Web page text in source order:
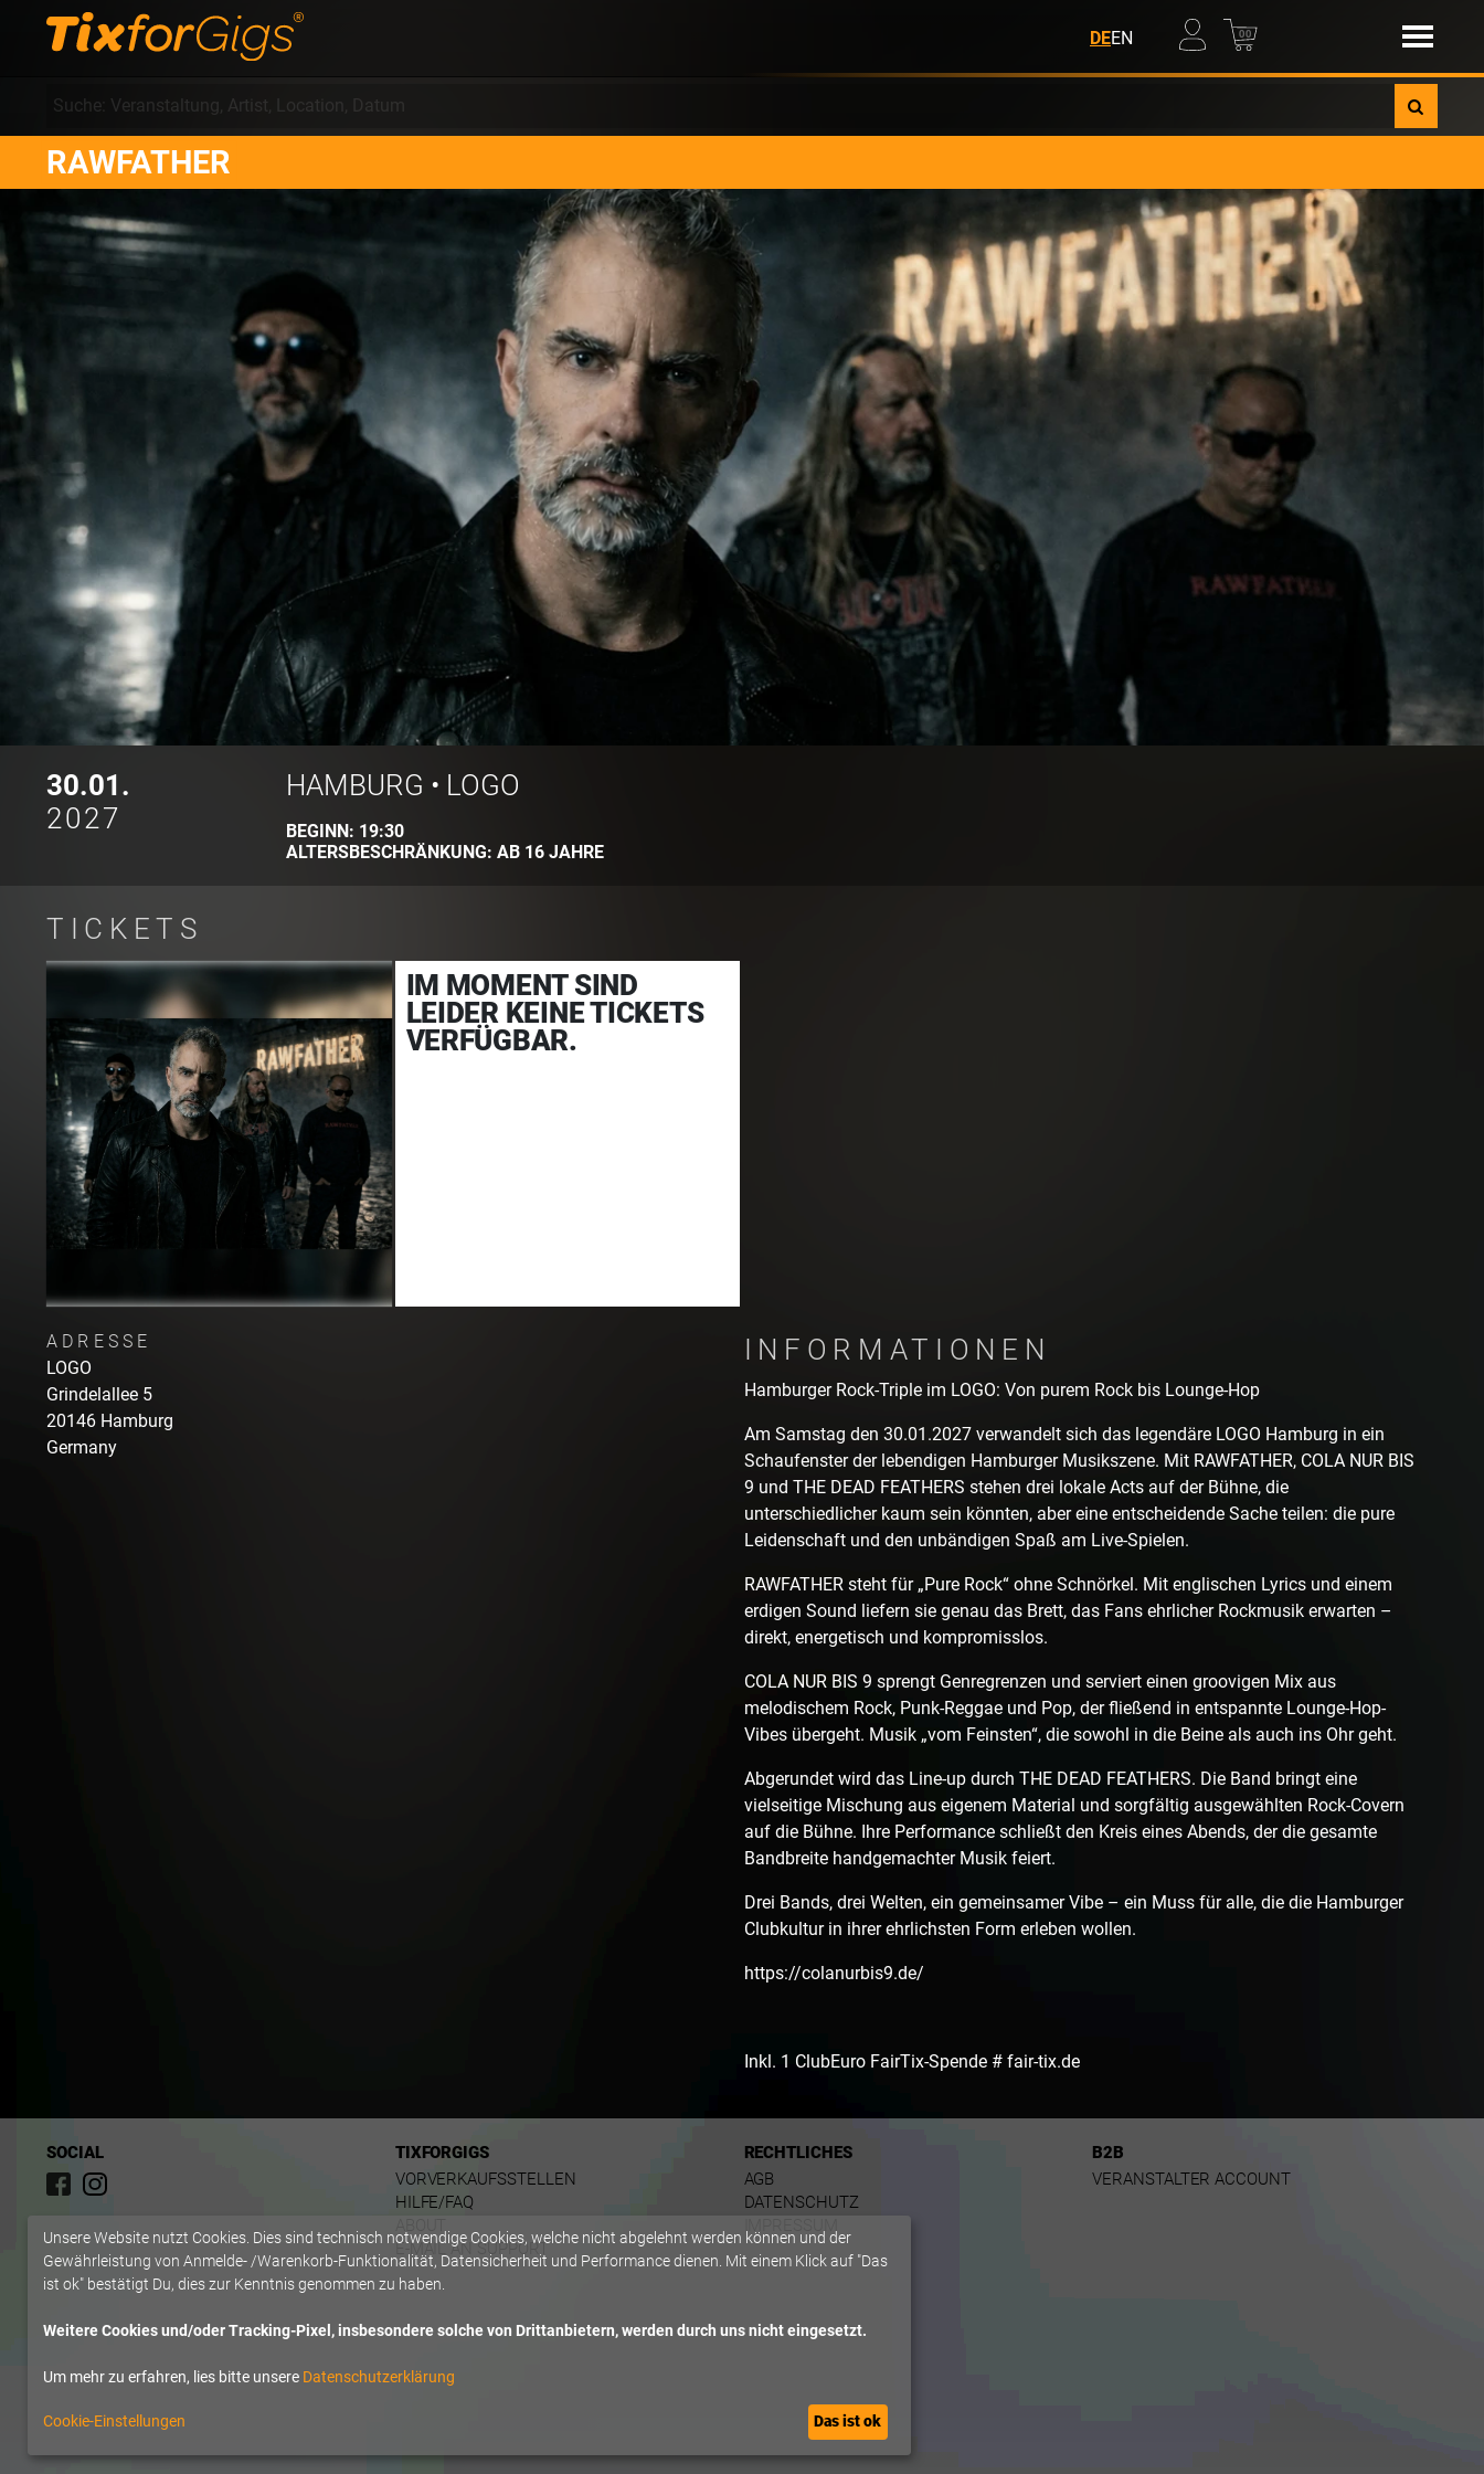
DEEN 00
RAWFATHER
30.01.
2027
HAMBURG • LOGO
BEGINN: 19:30
ALTERSBESCHRÄNKUNG: AB 16 JAHRE
TICKETS
IM MOMENT SIND
LEIDER KEINE TICKETS
VERFÜGBAR.
ADRESSE
LOGO
Grindelallee 5
20146 Hamburg
Germany
INFORMATIONEN
Hamburger Rock-Triple im LOGO: Von purem Rock bis Lounge-Hop
Am Samstag den 30.01.2027 verwandelt sich das legendäre LOGO Hamburg in ein
Schaufenster der lebendigen Hamburger Musikszene. Mit RAWFATHER, COLA NUR BIS
9 und THE DEAD FEATHERS stehen drei lokale Acts auf der Bühne, die
unterschiedlicher kaum sein könnten, aber eine entscheidende Sache teilen: die pure
Leidenschaft und den unbändigen Spaß am Live-Spielen.
RAWFATHER steht für „Pure Rock“ ohne Schnörkel. Mit englischen Lyrics und einem
erdigen Sound liefern sie genau das Brett, das Fans ehrlicher Rockmusik erwarten –
direkt, energetisch und kompromisslos.
COLA NUR BIS 9 sprengt Genregrenzen und serviert einen groovigen Mix aus
melodischem Rock, Punk-Reggae und Pop, der fließend in entspannte Lounge-Hop-
Vibes übergeht. Musik „vom Feinsten“, die sowohl in die Beine als auch ins Ohr geht.
Abgerundet wird das Line-up durch THE DEAD FEATHERS. Die Band bringt eine
vielseitige Mischung aus eigenem Material und sorgfältig ausgewählten Rock-Covern
auf die Bühne. Ihre Performance schließt den Kreis eines Abends, der die gesamte
Bandbreite handgemachter Musik feiert.
Drei Bands, drei Welten, ein gemeinsamer Vibe – ein Muss für alle, die die Hamburger
Clubkultur in ihrer ehrlichsten Form erleben wollen.
https://colanurbis9.de/
Inkl. 1 ClubEuro FairTix-Spende # fair-tix.de
SOCIAL
TIXFORGIGS
VORVERKAUFSSTELLEN
HILFE/FAQ
E-MAIL AN SUPPORT
RECHTLICHES
AGB
DATENSCHUTZ
B2B
VERANSTALTER ACCOUNT
Unsere Website nutzt Cookies. Dies sind technisch notwendige Cookies, welche nicht abgelehnt werden können und der
Gewährleistung von Anmelde- /Warenkorb-Funktionalität, Datensicherheit und Performance dienen. Mit einem Klick auf "Das
ist ok" bestätigt Du, dies zur Kenntnis genommen zu haben.
Weitere Cookies und/oder Tracking-Pixel, insbesondere solche von Drittanbietern, werden durch uns nicht eingesetzt.
Um mehr zu erfahren, lies bitte unsere Datenschutzerklärung
Cookie-Einstellungen Das ist ok